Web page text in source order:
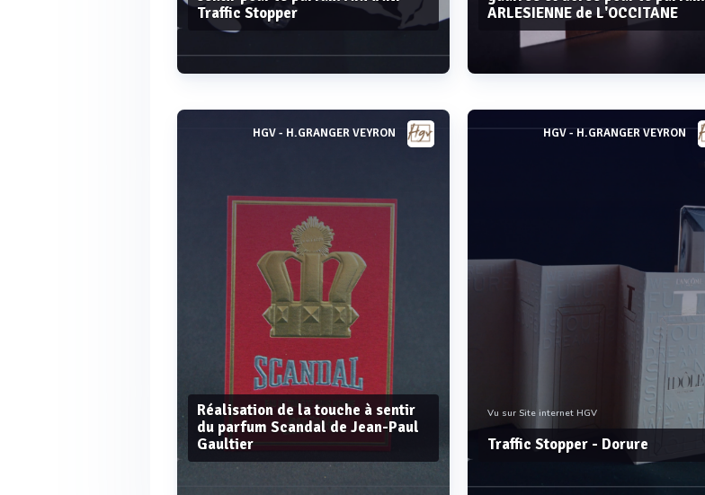
Traffic Stopper
Voir plus
ARLESIENNE de L'OCCITANE
Voir plus
HGV - H.GRANGER VEYRON
Réalisation de la touche à sentir
du parfum Scandal de Jean-Paul
Gaultier
HGV - H.GRANGER VEYRON
Vu sur Site internet HGV
Traffic Stopper - Dorure